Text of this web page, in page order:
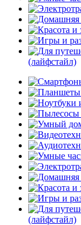
(лайфстайл)
(лайфстайл)